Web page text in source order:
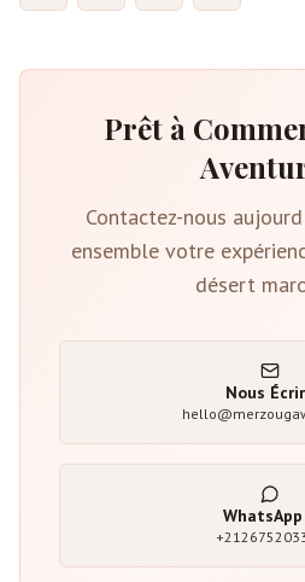
Prêt à
Contactez-nous
ensemble votre
désert
Nous
WhatsApp